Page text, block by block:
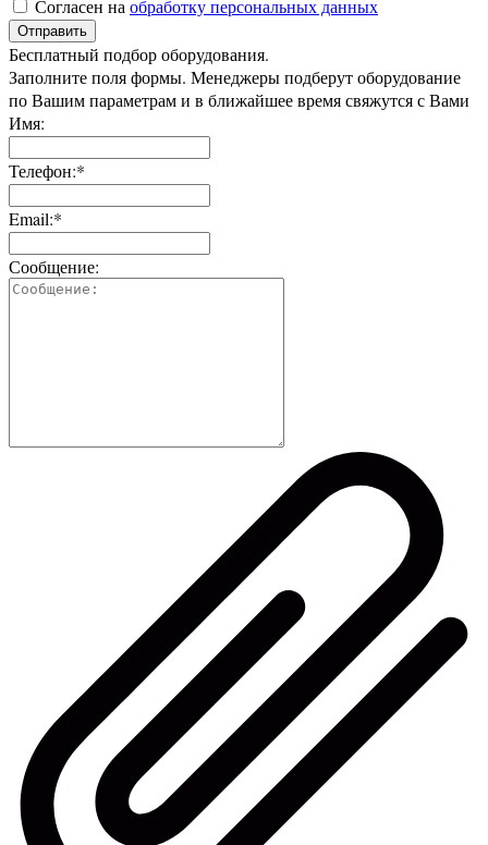
Согласен на обработку персональных данных
Отправить
Бесплатный подбор оборудования.
Заполните поля формы. Менеджеры подберут оборудование
по Вашим параметрам и в ближайшее время свяжутся с Вами
Имя:
Телефон:*
Email:*
Сообщение: